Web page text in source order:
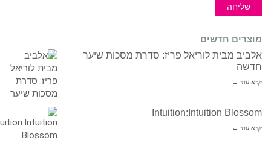
שליחה
מוצרים חדשים
אלביב מבית לוריאל פריז: סדרת מסכות שיער
חדשה
קרא עוד ←
Intuition:Intuition Blossom
קרא עוד ←